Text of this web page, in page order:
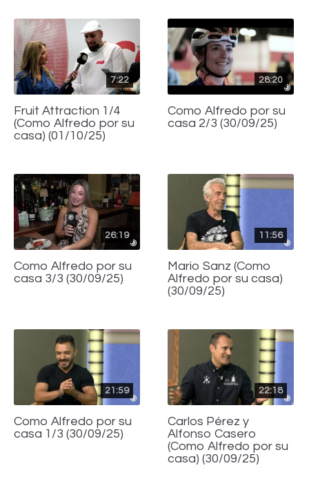
7:22
Fruit Attraction 1/4
(Como Alfredo por su
casa) (01/10/25)
28:20
Como Alfredo por su
casa 2/3 (30/09/25)
26:19
Como Alfredo por su
casa 3/3 (30/09/25)
11:56
Mario Sanz (Como
Alfredo por su casa)
(30/09/25)
21:59
Como Alfredo por su
casa 1/3 (30/09/25)
22:18
Carlos Pérez y
Alfonso Casero
(Como Alfredo por su
casa) (30/09/25)